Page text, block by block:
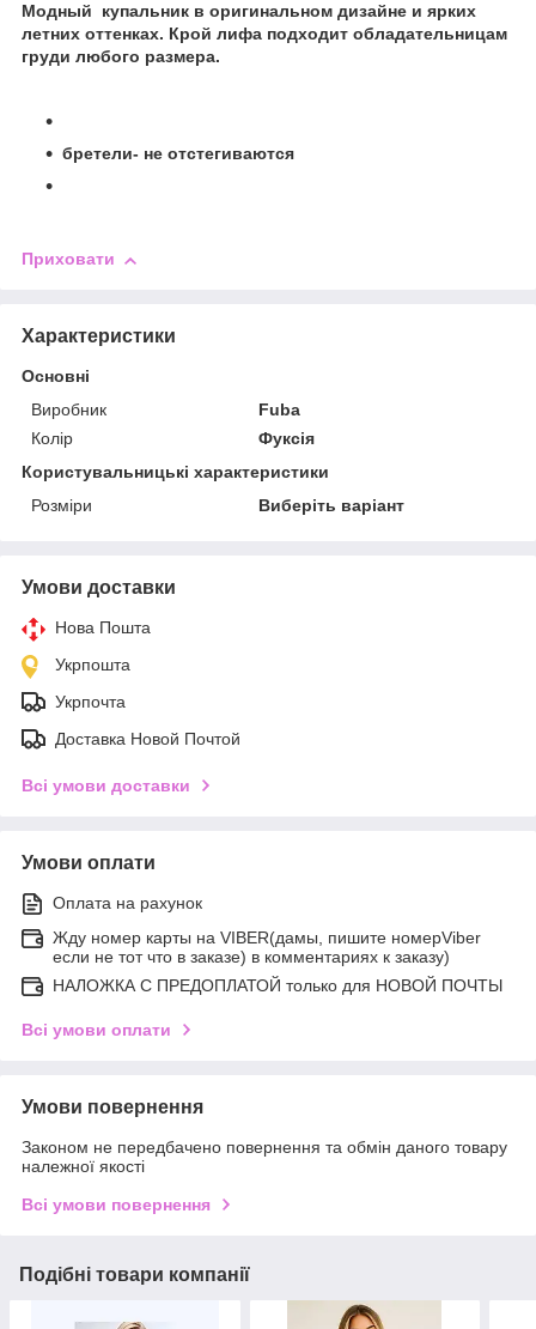
Модный
купальник в оригинальном дизайне и ярких
летних оттенках. Крой лифа подходит обладательницам
груди любого размера.
бретели- не отстегиваются
Приховати
Характеристики
Основні
Виробник
Fuba
Колір
Фуксія
Користувальницькі характеристики
Розміри
Виберіть варіант
Умови доставки
Нова Пошта
Укрпошта
Укрпочта
Доставка Новой Почтой
Всі умови доставки
Умови оплати
Оплата на рахунок
Жду номер карты на VIBER(дамы, пишите номерViber
если не тот что в заказе) в комментариях к заказу)
НАЛОЖКА С ПРЕДОПЛАТОЙ только для НОВОЙ ПОЧТЫ
Всі умови оплати
Умови повернення
Законом не передбачено повернення та обмін даного товару
належної якості
Всі умови повернення
Подібні товари компанії